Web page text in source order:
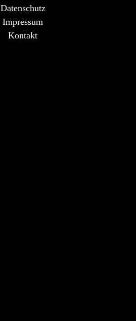
Datenschutz
Impressum
Kontakt